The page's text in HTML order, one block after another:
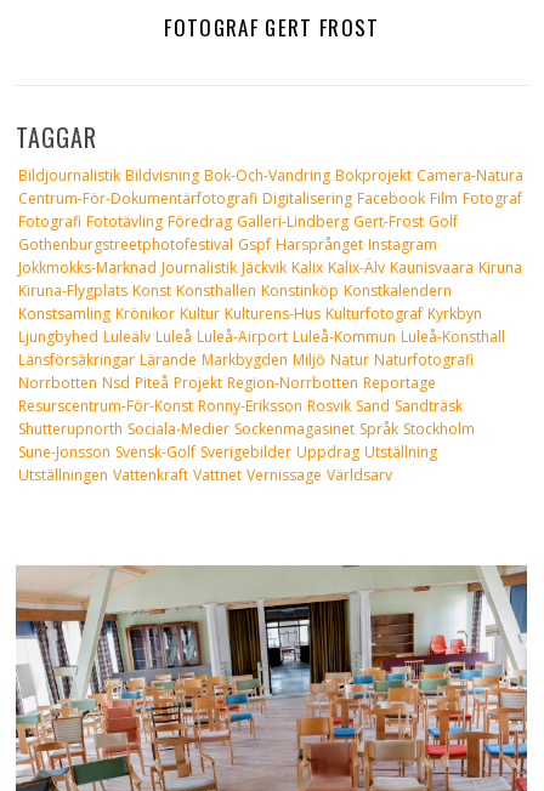
FOTOGRAF GERT FROST
TAGGAR
Bildjournalistik Bildvisning Bok-Och-Vandring Bokprojekt Camera-Natura
Centrum-För-Dokumentärfotografi Digitalisering Facebook Film Fotograf
Fotografi Fototävling Föredrag Galleri-Lindberg Gert-Frost Golf
Gothenburgstreetphotofestival Gspf Harsprånget Instagram
Jokkmokks-Marknad Journalistik Jäckvik Kalix Kalix-Älv Kaunisvaara Kiruna
Kiruna-Flygplats Konst Konsthallen Konstinköp Konstkalendern
Konstsamling Krönikor Kultur Kulturens-Hus Kulturfotograf Kyrkbyn
Ljungbyhed Luleälv Luleå Luleå-Airport Luleå-Kommun Luleå-Konsthall
Länsförsäkringar Lärande Markbygden Miljö Natur Naturfotografi
Norrbotten Nsd Piteå Projekt Region-Norrbotten Reportage
Resurscentrum-För-Konst Ronny-Eriksson Rosvik Sand Sandträsk
Shutterupnorth Sociala-Medier Sockenmagasinet Språk Stockholm
Sune-Jonsson Svensk-Golf Sverigebilder Uppdrag Utställning
Utställningen Vattenkraft Vattnet Vernissage Världsarv